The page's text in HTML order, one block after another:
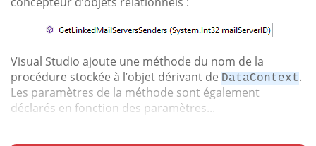
Visual Studio ajoute une méthode du nom de la
procédure stockée à l’objet dérivant de DataContext.
Les paramètres de la méthode sont également
déclarés en fonction des paramètres...